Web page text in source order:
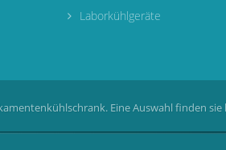
Laborkühlgeräte
Eine Auswahl finden sie